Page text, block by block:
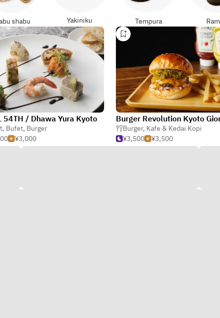
shabu Yakiniku Tempura
54TH / Dhawa Yura Kyoto
, Bufet, Burger
¥3,000
Burger Revolution Kyoto
Burger, Kafe & Kedai Kopi
¥3,500
¥3,500